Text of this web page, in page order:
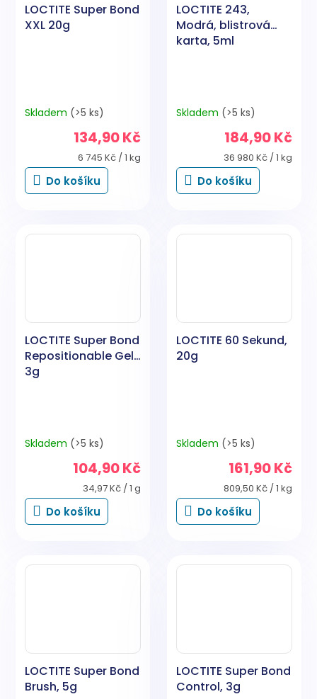
LOCTITE Super Bond
XXL 20g
Skladem (>5 ks)
134,90 Kč
Měrná
cena:
6 745 Kč / 1 kg
Do košíku
LOCTITE 243,
Modrá, blistrová
karta, 5ml
Skladem (>5 ks)
184,90 Kč
Měrná
cena:
36 980 Kč / 1 kg
Do košíku
LOCTITE Super Bond
Repositionable Gel,
3g
Skladem (>5 ks)
104,90 Kč
Měrná
cena:
34,97 Kč / 1 g
Do košíku
LOCTITE 60 Sekund,
20g
Skladem (>5 ks)
161,90 Kč
Měrná
cena:
809,50 Kč / 1 kg
Do košíku
LOCTITE Super Bond
Brush, 5g
LOCTITE Super Bond
Control, 3g